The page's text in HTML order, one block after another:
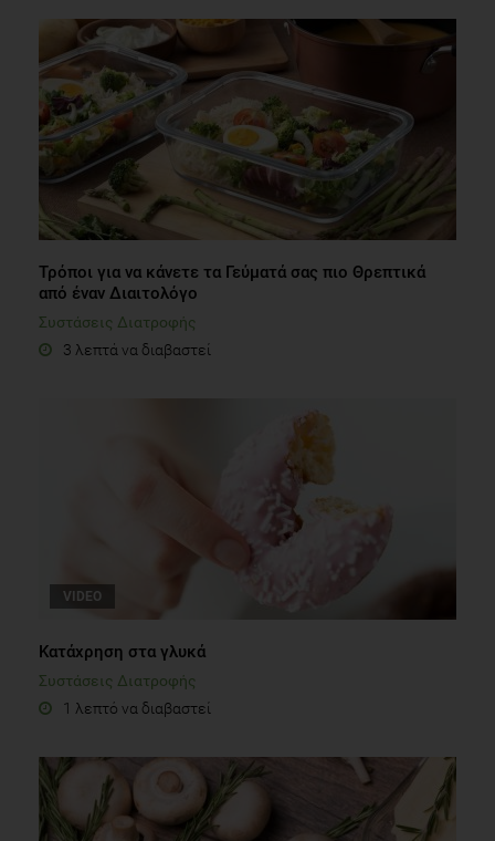
Τρόποι για να κάνετε τα Γεύματά σας πιο Θρεπτικά
από έναν Διαιτολόγο
Συστάσεις Διατροφής
3 λεπτά να διαβαστεί
VIDEO
Κατάχρηση στα γλυκά
Συστάσεις Διατροφής
1 λεπτό να διαβαστεί